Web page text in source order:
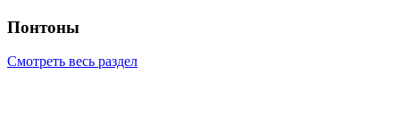
Понтоны
Смотреть весь раздел